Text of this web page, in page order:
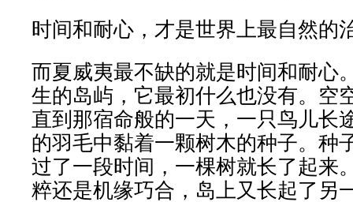
时间和耐心，才是世界上最自然的
而夏威夷最不缺的就是时间和耐心
生的岛屿，它最初什么也没有。空
直到那宿命般的一天，一只鸟儿长
的羽毛中黏着一颗树木的种子。种
过了一段时间，一棵树就长了起来
粹还是机缘巧合，岛上又长起了另